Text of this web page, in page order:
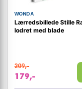
WONDA
Lærredsbillede Stille
lodret med blade
209,-
179,-